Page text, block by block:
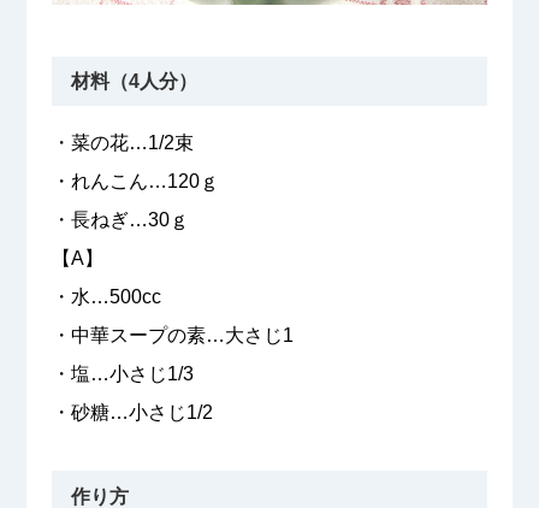
材料（4人分）
・菜の花…1/2束
・れんこん…120ｇ
・長ねぎ…30ｇ
【A】
・水…500cc
・中華スープの素…大さじ1
・塩…小さじ1/3
・砂糖…小さじ1/2
作り方